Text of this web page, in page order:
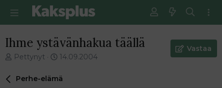
Ihme ystävänhakua täällä
V
e
Pettynyt
E
s
14.09.2004
Vastaa
Perhe-elämä